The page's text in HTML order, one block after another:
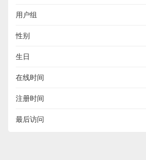
用户组
性别
生日
在线时间
注册时间
最后访问